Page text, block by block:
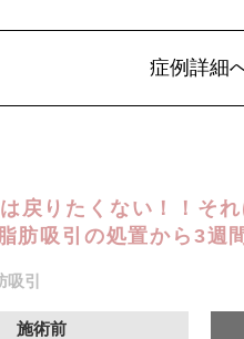
の追加 1ヶ所ごと+162,800円(税込)
症例詳細
戻りたくない！！そ
肪吸引の処置から3週
引
施術前